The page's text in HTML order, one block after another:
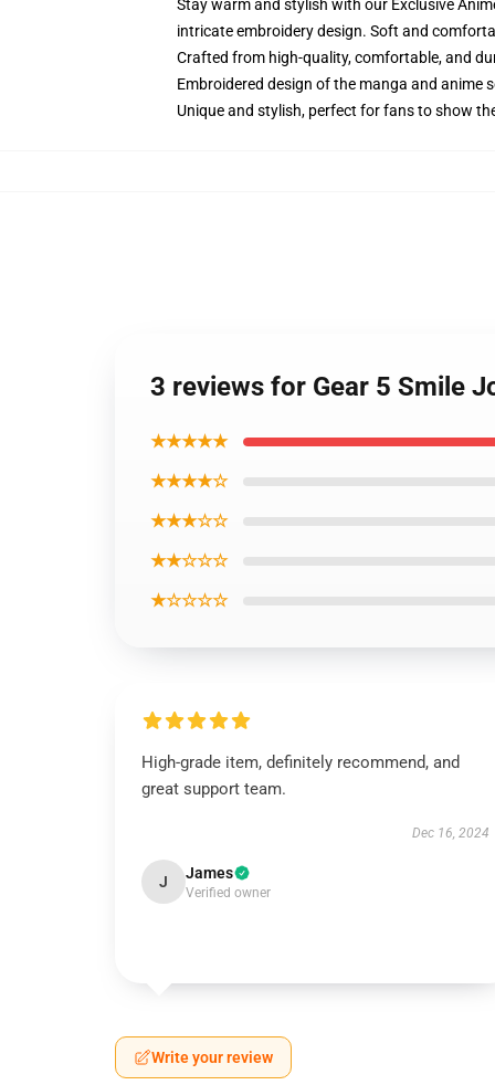
Stay warm and stylish with our Exclusive
intricate embroidery design. Soft and
Crafted from high-quality, comfortable, and
Embroidered design of the manga and anime
Unique and stylish, perfect for fans to show
3 reviews for Gear 5 Smile
★★★★★
★★★★☆
★★★☆☆
★★☆☆☆
★☆☆☆☆
High-grade item, definitely recommend, and
great support team.
Dec 16, 2024
J James
Verified owner
Write your review